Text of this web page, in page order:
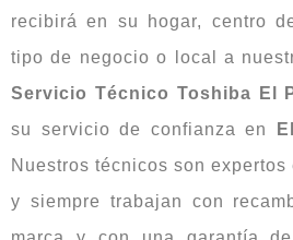
recibirá en su hogar, centro
tipo de negocio o local a
Servicio Técnico Toshiba El
su servicio de confianza en
Nuestros técnicos son expertos
y siempre trabajan con